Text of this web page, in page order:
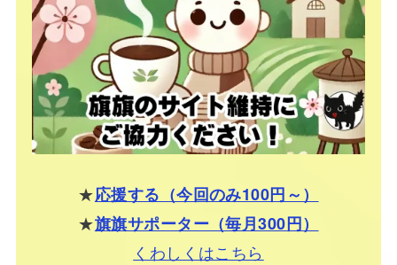
★応援する（今回のみ100円～）
★旗旗サポーター（毎月300円）
くわしくはこちら